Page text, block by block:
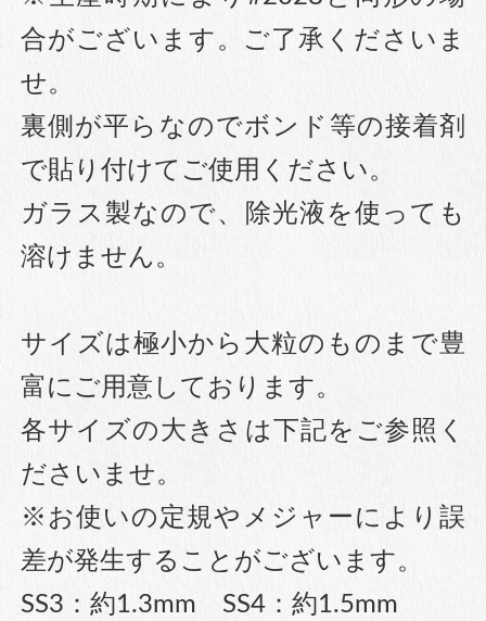
合がございます。ご了承くださいま
せ。
裏側が平らなのでボンド等の接着剤
で貼り付けてご使用ください。
ガラス製なので、除光液を使っても
溶けません。
サイズは極小から大粒のものまで豊
富にご用意しております。
各サイズの大きさは下記をご参照く
ださいませ。
※お使いの定規やメジャーにより誤
差が発生することがございます。
SS3：約1.3mm SS4：約1.5mm